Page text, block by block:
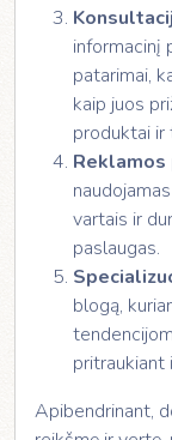
informacinį
patarimai,
kaip juos
produktai ir
vartais ir
paslaugas.
blogą,
pritraukiant
Apibendrinant,